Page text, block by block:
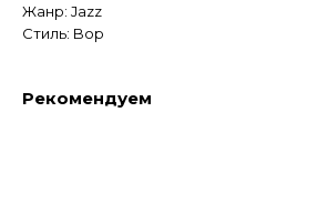
Жанр: Jazz
Стиль: Bop
Рекомендуем